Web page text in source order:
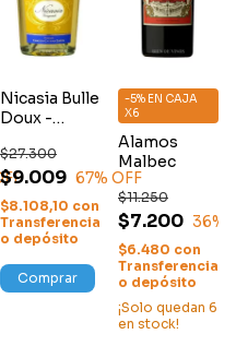
Nicasia Bulle
Doux -
$9.009
$27.300
67% OFF
$8.108,10 con
Transferencia
o depósito
Comprar
Alamos
Malbec
$7.200
$11.250
36%
-5% EN CAJA
X6
$6.480 con
Transferencia
o depósito
¡Solo quedan 6
en stock!